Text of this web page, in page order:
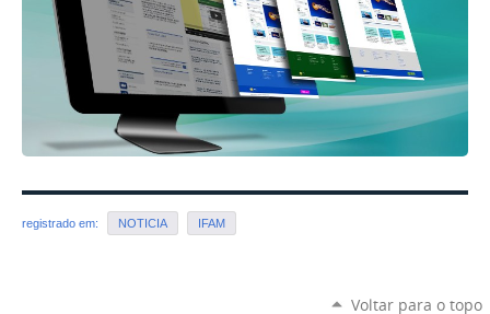
registrado em: NOTICIA IFAM
Voltar para o topo